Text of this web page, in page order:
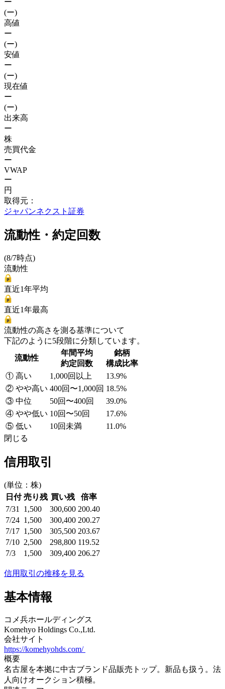
ー
(ー)
高値
ー
(ー)
安値
ー
(ー)
現在値
ー
(ー)
出来高
ー
株
売買代金
ー
VWAP
ー
円
取得元：
ジャパンネクスト証券
流動性・約定回数
(8/7時点)
流動性
直近1年平均
直近1年最高
流動性の高さを測る基準について
下記のように5段階に分類しています。
流動性
年間平均
約定回数
銘柄
構成比率
① 高い
1,000回以上
13.9%
② やや高い 400回〜1,000回 18.5%
③ 中位
50回〜400回
39.0%
④ やや低い 10回〜50回
17.6%
⑤ 低い
10回未満
11.0%
閉じる
信用取引
(単位：株)
日付 売り残 買い残
倍率
7/31
1,500 300,600 200.40
7/24 1,500 300,400 200.27
7/17 1,500 305,500 203.67
7/10 2,500 298,800 119.52
7/3
1,500 309,400 206.27
信用取引の推移を見る
基本情報
コメ兵ホールディングス
Komehyo Holdings Co.,Ltd.
会社サイト
https://komehyohds.com/
概要
名古屋を本拠に中古ブランド品販売トップ。新品も扱う。法
人向けオークション積極。